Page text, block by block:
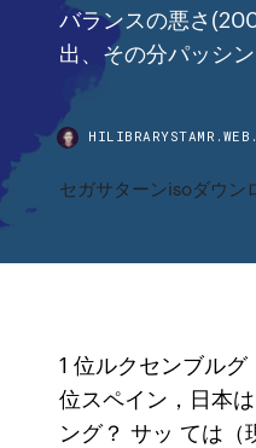
バランスの悪さ
出、その分パッシ
セガサターンisoダウン
1 位ルクセンブル
位スペイン，日本
ング？ サッ ては（